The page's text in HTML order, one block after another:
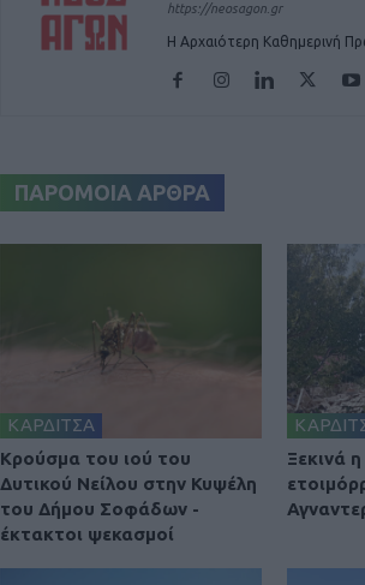
https://neosagon.gr
Η Αρχαιότερη Καθημερινή
ΠΑΡΟΜΟΙΑ ΑΡΘΡΑ
ΚΑΡΔΙΤΣΑ
Κρούσμα του ιού του
Δυτικού Νείλου στην Κυψέλη
του Δήμου Σοφάδων -
έκτακτοι ψεκασμοί
Ξεκινά